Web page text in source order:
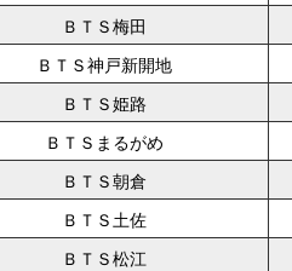
ＢＴＳ梅田
ＢＴＳ神戸新開地
ＢＴＳ姫路
ＢＴＳまるがめ
ＢＴＳ朝倉
ＢＴＳ土佐
ＢＴＳ松江